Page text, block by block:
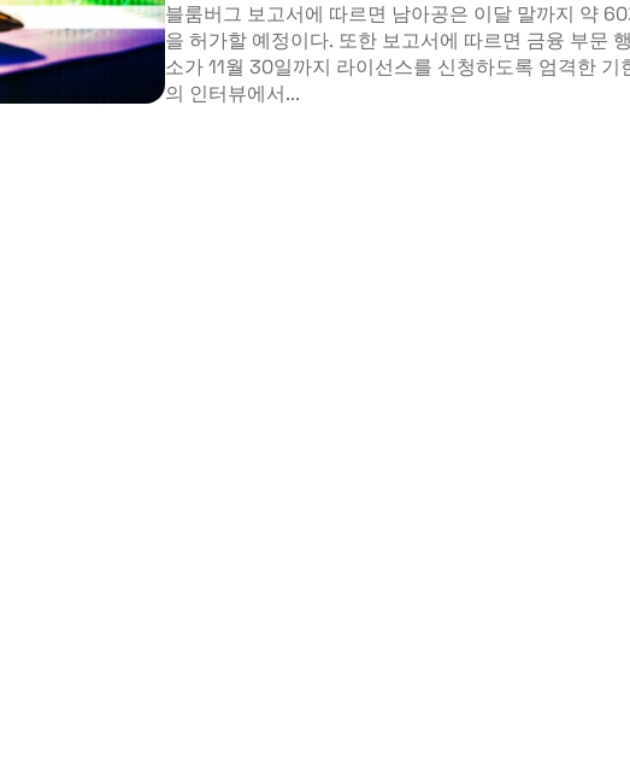
블룸버그 보고서에 따르면 남아공은 이달 말까지 약
을 허가할 예정이다. 또한 보고서에 따르면 금융 부문
소가 11월 30일까지 라이선스를 신청하도록 엄격한
의 인터뷰에서...